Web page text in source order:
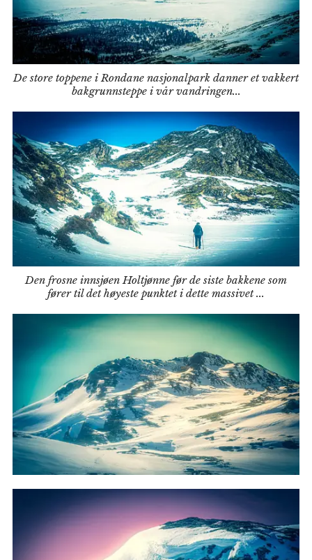
De store toppene i Rondane nasjonalpark danner et vakkert
bakgrunnsteppe i vår vandringen...
Den frosne innsjøen Holtjønne før de siste bakkene som
fører til det høyeste punktet i dette massivet ...